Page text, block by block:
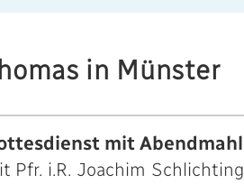
in Münster
mit Abendmahl
Pfr. i.R. Joachim Schlichting